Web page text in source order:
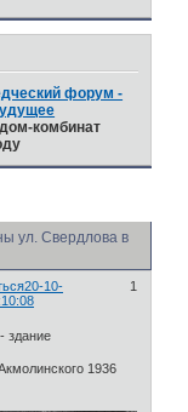
форум -
комбинат
ул. Свердлова в
1
20-10-
здание
1936